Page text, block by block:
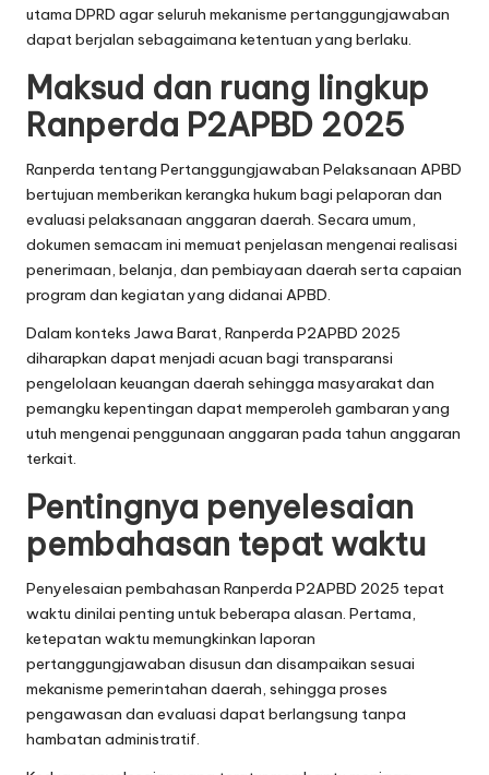
utama DPRD agar seluruh mekanisme pertanggungjawaban
dapat berjalan sebagaimana ketentuan yang berlaku.
Maksud dan ruang lingkup
Ranperda P2APBD 2025
Ranperda tentang Pertanggungjawaban Pelaksanaan APBD
bertujuan memberikan kerangka hukum bagi pelaporan dan
evaluasi pelaksanaan anggaran daerah. Secara umum,
dokumen semacam ini memuat penjelasan mengenai realisasi
penerimaan, belanja, dan pembiayaan daerah serta capaian
program dan kegiatan yang didanai APBD.
Dalam konteks Jawa Barat, Ranperda P2APBD 2025
diharapkan dapat menjadi acuan bagi transparansi
pengelolaan keuangan daerah sehingga masyarakat dan
pemangku kepentingan dapat memperoleh gambaran yang
utuh mengenai penggunaan anggaran pada tahun anggaran
terkait.
Pentingnya penyelesaian
pembahasan tepat waktu
Penyelesaian pembahasan Ranperda P2APBD 2025 tepat
waktu dinilai penting untuk beberapa alasan. Pertama,
ketepatan waktu memungkinkan laporan
pertanggungjawaban disusun dan disampaikan sesuai
mekanisme pemerintahan daerah, sehingga proses
pengawasan dan evaluasi dapat berlangsung tanpa
hambatan administratif.